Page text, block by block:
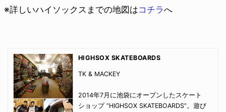
※詳しいハイソックスまでの地図はコチラへ
HIGHSOX SKATEBOARDS
TK & MACKEY
2014年7月に池袋にオープンしたスケート
ショップ “HIGHSOX SKATEBOARDS”。遊び